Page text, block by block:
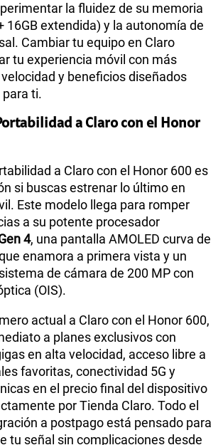
la fluidez de su memoria
16GB extendida) y la autonomía de
Cambiar tu equipo en Claro
tu experiencia móvil con más
y beneficios diseñados
ti.
a Claro con el Honor
a Claro con el Honor 600 es
si buscas estrenar lo último en
Este modelo llega para romper
a su potente procesador
4, una pantalla AMOLED curva de
enamora a primera vista y un
de cámara de 200 MP con
(OIS).
actual a Claro con el Honor 600,
a planes exclusivos con
en alta velocidad, acceso libre a
favoritas, conectividad 5G y
en el precio final del dispositivo
por Tienda Claro. Todo el
a postpago está pensado para
tu señal sin complicaciones desde